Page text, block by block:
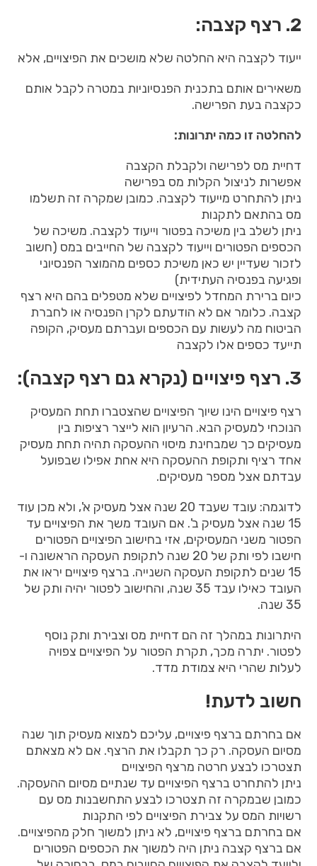
2. רצף קצבה:
ייעוד לקצבה היא החלטה שלא מושכים את הפיצויים, אלא
משאירים אותם בתכנית הפנסיוניות במטרה לקבל אותם
כקצבה בעת הפרישה.
להחלטה זו כמה יתרונות:
דחיית מס לפרישה ולקבלת הקצבה
אפשרות לניצול הקלות מס בפרישה
ניתן להתחרט מייעוד לקצבה. כמובן שמקרה זה תשלמו
מס בהתאם לתקנות
ניתן לשלב בין משיכה בפטור וייעוד לקצבה. משיכה של
הכספים הפטורים וייעוד לקצבה של החייבים במס (חשוב
לזכור שעדיין יש כאן משיכת כספים מהמוצר הפנסיוני
ופגיעה בפנסיה העתידית)
כיום ברירת המחדל לפיצויים שלא מטפלים בהם היא רצף
קצבה. כלומר אם לא הודעתם לקרן הפנסיה או לחברת
הביטוח מה לעשות עם הכספים ועברתם מעסיק, הקופה
תייעד כספים אלו לקצבה
3. רצף פיצויים (נקרא גם רצף קצבה):
רצף פיצויים הינו שיוך הפיצויים שהצטברו תחת המעסיק
הנוכחי למעסיק הבא. הרעיון הוא לייצר רציפות בין
מעסיקים כך שמבחינת מיסוי ההעסקה תהיה תחת מעסיק
אחד רציף ותקופת ההעסקה היא אחת אפילו שבפועל
עבדתם אצל מספר מעסיקים.
לדוגמה: עובד שעבד 20 שנה אצל מעסיק א', ולא מכן עוד
15 שנה אצל מעסיק ב'. אם העובד משך את הפיצויים עד
הפטור משני המעסיקים, אזי בחישוב הפיצויים הפטורים
חישבו לפי ותק של 20 שנה לתקופת העסקה הראשונה ו-
15 שנים לתקופת העסקה השנייה. ברצף פיצויים יראו את
העובד כאילו עבד 35 שנה, והחישוב לפטור יהיה ותק של
35 שנה.
היתרונות במהלך זה הם דחיית מס וצבירת ותק נוסף
לפטור. יתרה מכך, תקרת הפטור על הפיצויים צפויה
לעלות שהרי היא צמודת מדד.
חשוב לדעת!
אם בחרתם ברצף פיצויים, עליכם למצוא מעסיק תוך שנה
מסיום העסקה. רק כך תקבלו את הרצף. אם לא מצאתם
תצטרכו לבצע חרטה מרצף הפיצויים
ניתן להתחרט ברצף הפיצויים עד שנתיים מסיום ההעסקה.
כמובן שבמקרה זה תצטרכו לבצע התחשבנות מס עם
רשויות המס על צבירת הפיצויים לפי התקנות
אם בחרתם ברצף פיצויים, לא ניתן למשוך חלק מהפיצויים.
אם ברצף קצבה ניתן היה למשוך את הכספים הפטורים